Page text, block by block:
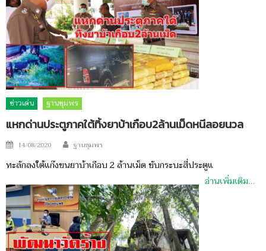
ข่าวเด่น ฐานชุมพร
แหกด่านประตูภาคใต้ทิ้งยาบ้าเกือบ2ล้านเม็ดหนีลอยนวล
Posted
14/08/2020 Author
ฐานชุมพร
ทะลักลงใต้แก๊งขนยาบ้าเกือบ 2 ล้านเม็ด ขับกระบะสี่ประตูแ
อ่านเพิ่มเติม…